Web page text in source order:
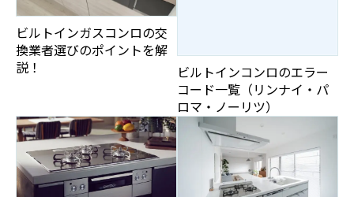
ビルトインガスコンロの交
換業者選びのポイントを解
説！
ビルトインコンロのエラー
コード一覧（リンナイ・パ
ロマ・ノーリツ）